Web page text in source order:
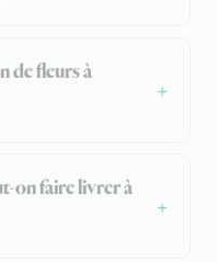
de fleurs à
on faire livrer à